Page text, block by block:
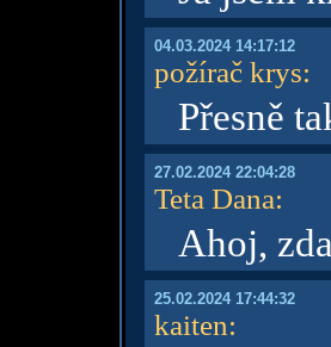
04.03.2024 14:17:12
požírač krys:
Přesně
27.02.2024 22:04:28
Teta Dana:
Ahoj,
25.02.2024 17:44:32
kaiten: